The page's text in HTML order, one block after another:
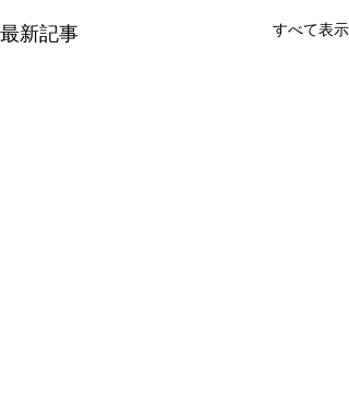
最新記事 すべて表示